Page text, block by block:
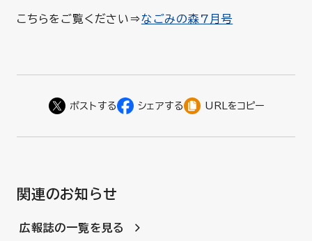
こちらをご覧ください⇒なごみの森7月号
URLをコピー
関連のお知らせ
広報誌の一覧を見る